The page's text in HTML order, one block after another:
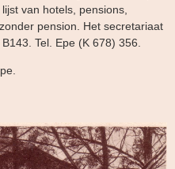
van hotels, pensions,
pension. Het secretariaat
Tel. Epe (K 678) 356.